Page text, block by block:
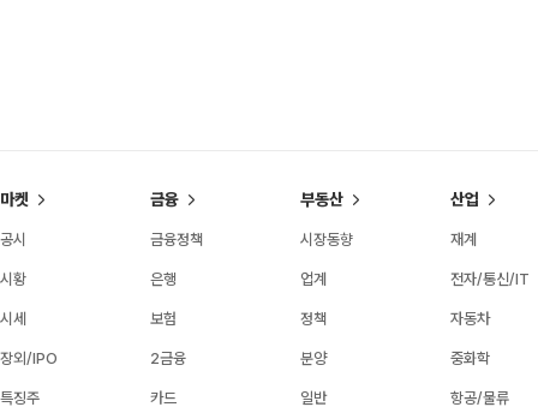
마켓
공시
시황
시세
장외/IPO
특징주
금융
금융정책
은행
보험
2금융
카드
부동산
시장동향
업계
정책
분양
일반
산업
재계
전자/통신/IT
자동차
중화학
항공/물류